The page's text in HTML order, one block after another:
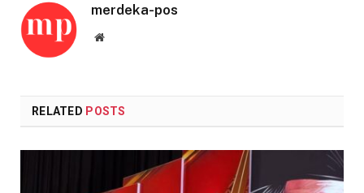
merdeka-pos
Website
RELATED POSTS